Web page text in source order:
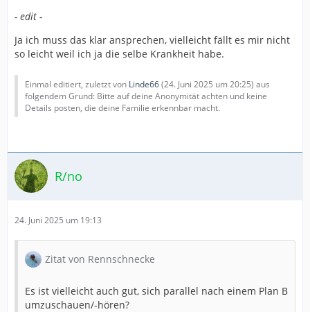
- edit -
Ja ich muss das klar ansprechen, vielleicht fällt es mir nicht
so leicht weil ich ja die selbe Krankheit habe.
Einmal editiert, zuletzt von Linde66(24. Juni 2025 um 20:25) aus
folgendem Grund: Bitte auf deine Anonymität achten und keine
Details posten, die deine Familie erkennbar macht.
R/no
24. Juni 2025 um 19:13
Zitat von Rennschnecke
Es ist vielleicht auch gut, sich parallel nach einem Plan B
umzuschauen/-hören?